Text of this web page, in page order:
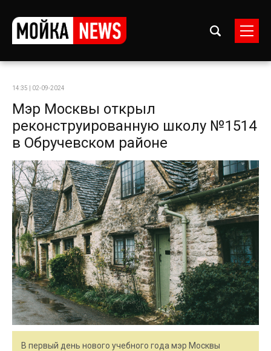
14:35 | 02-09-2024
Мэр Москвы открыл
реконструированную школу №1514
в Обручевском районе
В первый день нового учебного года мэр Москвы